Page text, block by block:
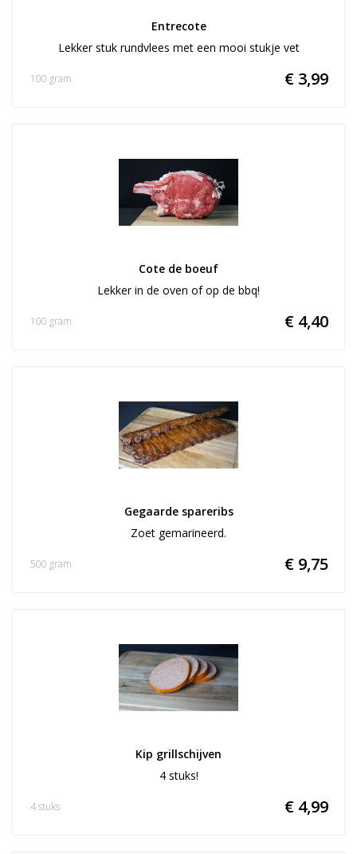
Entrecote
Lekker stuk rundvlees met een mooi stukje vet
€ 3,99
100 gram
Cote de boeuf
Lekker in de oven of op de bbq!
€ 4,40
100 gram
Gegaarde spareribs
Zoet gemarineerd.
€ 9,75
500 gram
Kip grillschijven
4 stuks!
€ 4,99
4 stuks